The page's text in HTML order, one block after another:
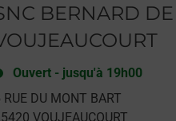
BERNARD DE
Ouvert- jusqu'à 19h00
RUE DU MONT BART
VOUJEAUCOURT